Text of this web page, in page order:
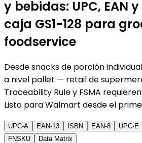
y bebidas: UPC, EAN
caja GS1-128 para
foodservice
Desde snacks de porción
a nivel pallet — retail de
Traceability Rule y FSMA
Listo para Walmart desde el
UPC-A EAN-13 ISBN EAN-8 UPC-E
FNSKU
Data Matrix